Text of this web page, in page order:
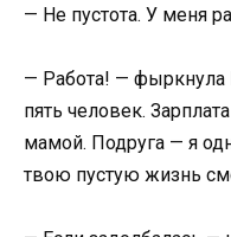
— Не пустота. У меня
— Работа! — фыркнула
пять человек.
мамой. Подруга — я
твою пустую жизнь